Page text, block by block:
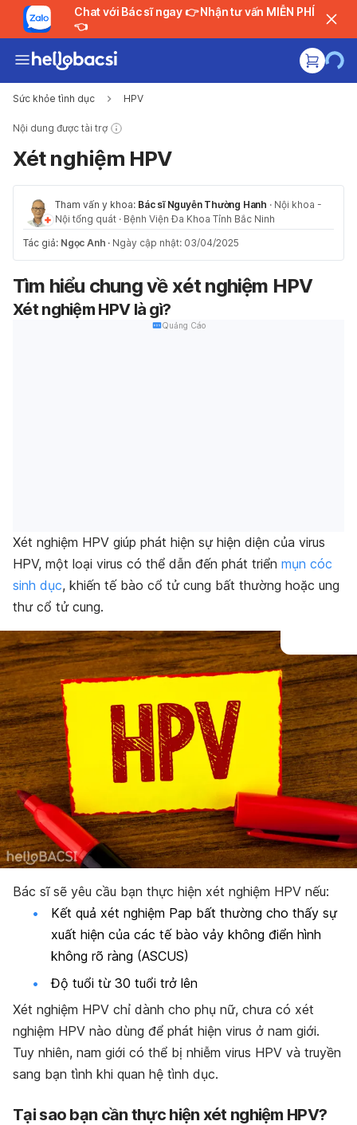
Chat với Bác sĩ ngay 👉 Nhận tư vấn MIỄN PHÍ
👈
Sức khỏe tình dục HPV
Nội dung được tài trợ
Xét nghiệm HPV
Tham vấn y khoa: Bác sĩ Nguyễn Thường Hanh · Nội khoa -
Nội tổng quát · Bệnh Viện Đa Khoa Tỉnh Bắc Ninh
Tác giả: Ngọc Anh · Ngày cập nhật: 03/04/2025
Tìm hiểu chung về xét nghiệm HPV
Xét nghiệm HPV là gì?
Quảng Cáo
Xét nghiệm HPV giúp phát hiện sự hiện diện của virus
HPV, một loại virus có thể dẫn đến phát triển mụn cóc
sinh dục, khiến tế bào cổ tử cung bất thường hoặc ung
thư cổ tử cung.
Bác sĩ sẽ yêu cầu bạn thực hiện xét nghiệm HPV nếu:
Kết quả xét nghiệm Pap bất thường cho thấy sự
xuất hiện của các tế bào vảy không điển hình
không rõ ràng (ASCUS)
Độ tuổi từ 30 tuổi trở lên
Xét nghiệm HPV chỉ dành cho phụ nữ, chưa có xét
nghiệm HPV nào dùng để phát hiện virus ở nam giới.
Tuy nhiên, nam giới có thể bị nhiễm virus HPV và truyền
sang bạn tình khi quan hệ tình dục.
Tại sao bạn cần thực hiện xét nghiệm HPV?